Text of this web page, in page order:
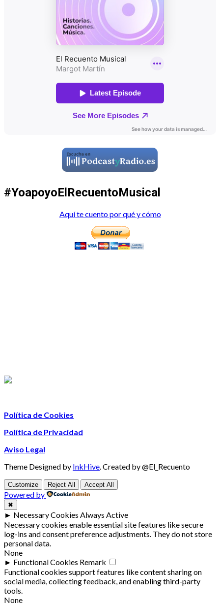
#YoapoyoElRecuentoMusical
Aquí te cuento por qué y cómo
Política de Cookies
Política de Privacidad
Aviso Legal
Theme Designed by InkHive Created by @El_Recuento
Customize Reject All Accept All
Powered by
✖
► Necessary Cookies Always Active
Necessary cookies enable essential site features like secure
log-ins and consent preference adjustments. They do not store
personal data.
None
► Functional Cookies Remark
Functional cookies support features like content sharing on
social media, collecting feedback, and enabling third-party
tools.
None